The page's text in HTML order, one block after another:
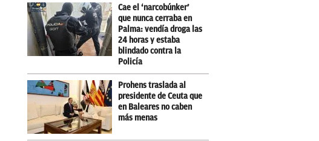
Cae el ‘narcobúnker’
que nunca cerraba en
Palma: vendía droga las
24 horas y estaba
blindado contra la
Policía
Prohens traslada al
presidente de Ceuta que
en Baleares no caben
más menas